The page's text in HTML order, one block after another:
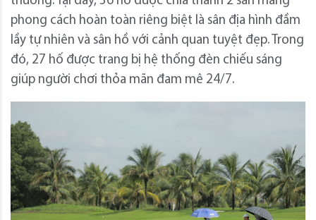
phong cách hoàn toàn riêng biệt là sân địa hình đầm
lầy tự nhiên và sân hồ với cảnh quan tuyệt đẹp. Trong
đó, 27 hố được trang bị hệ thống đèn chiếu sáng
giúp người chơi thỏa mãn đam mê 24/7.